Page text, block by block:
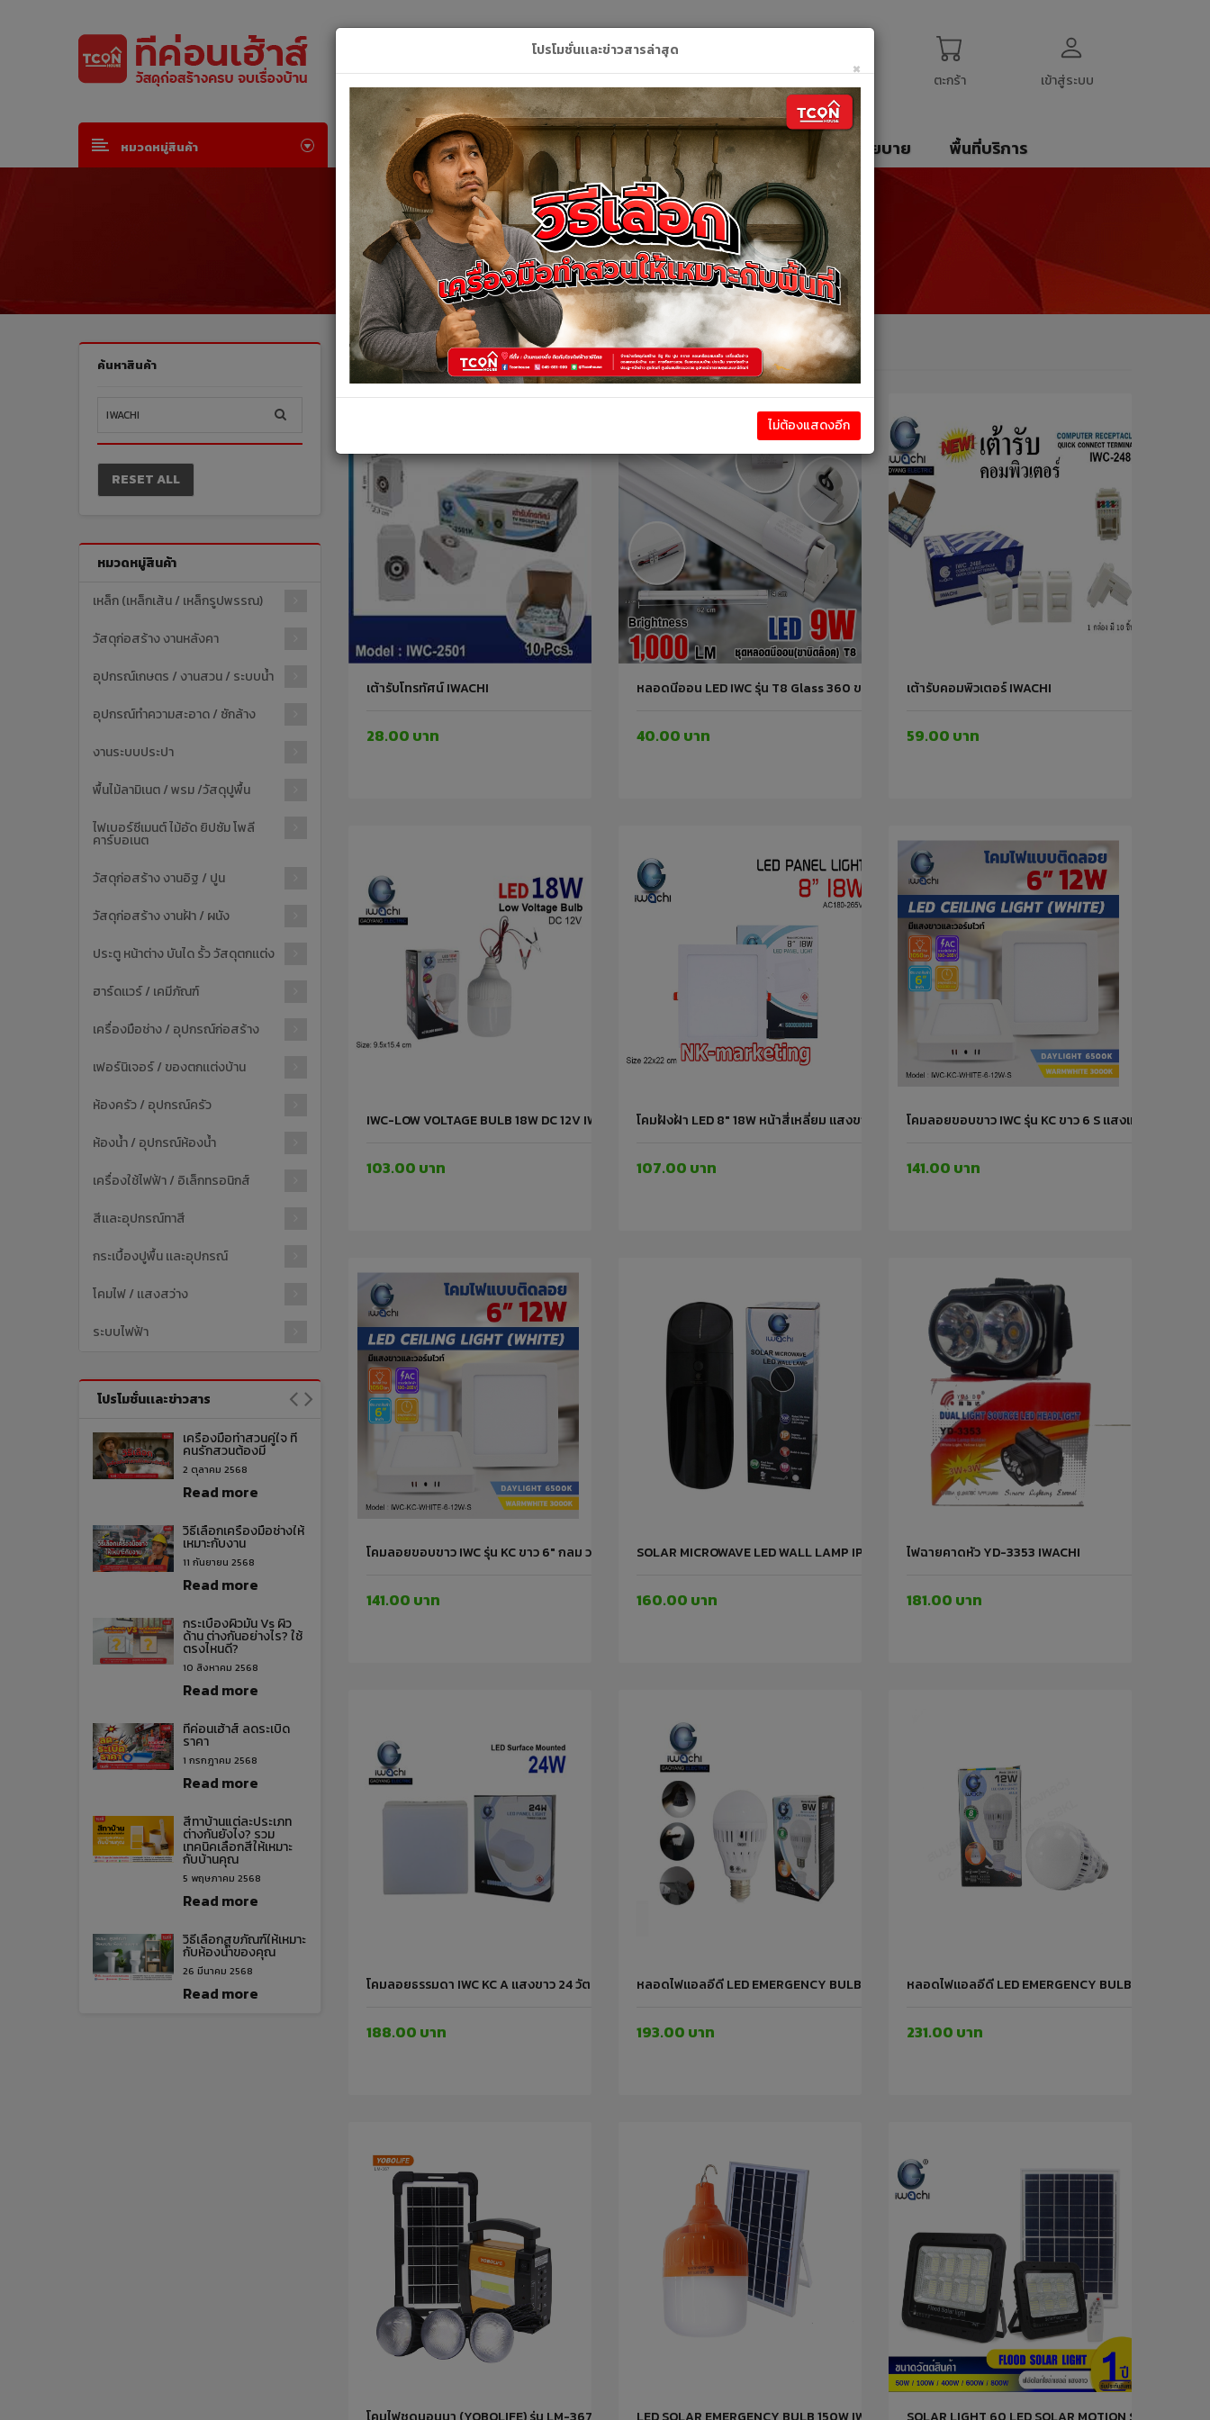
เข้าสู่ระบบ
ตะกร้า
หมวดหมู่สินค้า หน้าหลัก สินค้า คูปอง บริการของเรา ติดต่อเรา นโยบาย พื้นที่บริการ
สินค้าทั้งหมด
สินค้าทั้งหมด
ค้นหาสินค้า
RESET ALL
หมวดหมู่สินค้า
เหล็ก (เหล็กเส้น / เหล็กรูปพรรณ)
วัสดุก่อสร้าง งานหลังคา
อุปกรณ์เกษตร / งานสวน / ระบบน้ำ
อุปกรณ์ทำความสะอาด / ซักล้าง
งานระบบประปา
พื้นไม้ลามิเนต / พรม /วัสดุปูพื้น
ไฟเบอร์ซีเมนต์ ไม้อัด ยิปซัม โพลี
คาร์บอเนต
วัสดุก่อสร้าง งานอิฐ / ปูน
วัสดุก่อสร้าง งานฝ้า / ผนัง
ประตู หน้าต่าง บันได รั้ว วัสดุตกเเต่ง
ฮาร์ดเเวร์ / เคมีภัณฑ์
เครื่องมือช่าง / อุปกรณ์ก่อสร้าง
เฟอร์นิเจอร์ / ของตกเเต่งบ้าน
ห้องครัว / อุปกรณ์ครัว
ห้องน้ำ / อุปกรณ์ห้องน้ำ
เครื่องใช้ไฟฟ้า / อิเล็กทรอนิกส์
สีเเละอุปกรณ์ทาสี
กระเบื้องปูพื้น เเละอุปกรณ์
โคมไฟ / เเสงสว่าง
ระบบไฟฟ้า
โปรโมชั่นเเละข่าวสาร
เครื่องมือทำสวนคู่ใจ ที่
คนรักสวนต้องมี
2 ตุลาคม 2568
Read more
วิธีเลือกเครื่องมือช่างให้
เหมาะกับงาน
11 กันยายน 2568
Read more
กระเบื้องผิวมัน Vs ผิว
ด้าน ต่างกันอย่างไร? ใช้
ตรงไหนดี?
10 สิงหาคม 2568
Read more
ทีค่อนเฮ้าส์ ลดระเบิด
ราคา
1 กรกฎาคม 2568
Read more
สีทาบ้านแต่ละประเภท
ต่างกันยังไง? รวม
เทคนิคเลือกสีให้เหมาะ
กับบ้านคุณ
5 พฤษภาคม 2568
Read more
วิธีเลือกสุขภัณฑ์ให้เหมาะ
กับห้องน้ำของคุณ
26 มีนาคม 2568
Read more
สินค้าทั้งหมด
เต้ารับโทรทัศน์ IWACHI
28.00 บาท
หลอดนีออน LED IWC รุ่น T8 Glass 360 ขาว 1000LM 9 วัตต์ IWACHI
40.00 บาท
เต้ารับคอมพิวเตอร์ IWACHI
59.00 บาท
IWC-LOW VOLTAGE BULB 18W DC 12V IWACHI
103.00 บาท
โคมฝังฝ้า LED 8" 18W หน้าสี่เหลี่ยม แสงขาว IWC PN 8 18W S WH IWACHI
107.00 บาท
โคมลอยขอบขาว IWC รุ่น KC ขาว 6 S แสงเหลืองนวล หน้
141.00 บาท
โคมลอยขอบขาว IWC รุ่น KC ขาว 6" กลม วอร์มไวท์ 12 วัตต์ IWACHI
141.00 บาท
SOLAR MICROWAVE LED WALL LAMP IP65 IWACHI
160.00 บาท
ไฟฉายคาดหัว YD-3353 IWACHI
181.00 บาท
โคมลอยธรรมดา IWC KC A แสงขาว 24 วัตต์ IWACHI
188.00 บาท
หลอดไฟแอลอีดี LED EMERGENCY BULB IWACHI ขนาด 9W IWACHI
193.00 บาท
หลอดไฟแอลอีดี LED EMERGENCY BULB IWACHI GE-
231.00 บาท
โปรโมชั่นเเละข่าวสารล่าสุด
×
ไม่ต้องแสดงอีก